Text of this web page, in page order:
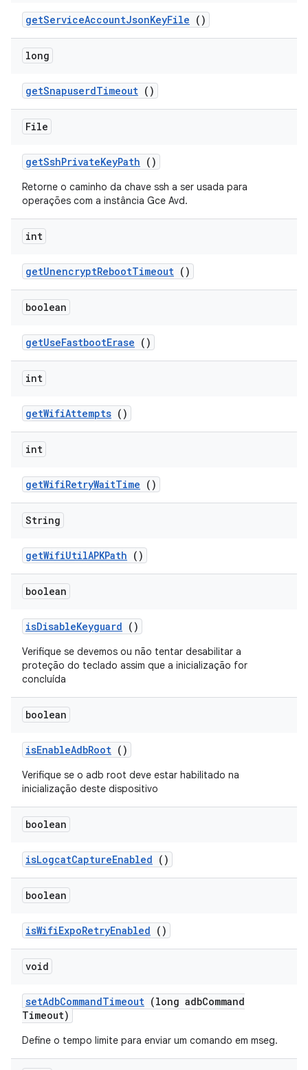
getServiceAccountJsonKeyFile ()
long
getSnapuserdTimeout ()
File
getSshPrivateKeyPath ()
Retorne o caminho da chave ssh a ser usada para
operações com a instância Gce Avd.
int
getUnencryptRebootTimeout ()
boolean
getUseFastbootErase ()
int
getWifiAttempts ()
int
getWifiRetryWaitTime ()
String
getWifiUtilAPKPath ()
boolean
isDisableKeyguard ()
Verifique se devemos ou não tentar desabilitar a
proteção do teclado assim que a inicialização for
concluída
boolean
isEnableAdbRoot ()
Verifique se o adb root deve estar habilitado na
inicialização deste dispositivo
boolean
isLogcatCaptureEnabled ()
boolean
isWifiExpoRetryEnabled ()
void
setAdbCommandTimeout (long adbCommand
Timeout)
Define o tempo limite para enviar um comando em mseg.